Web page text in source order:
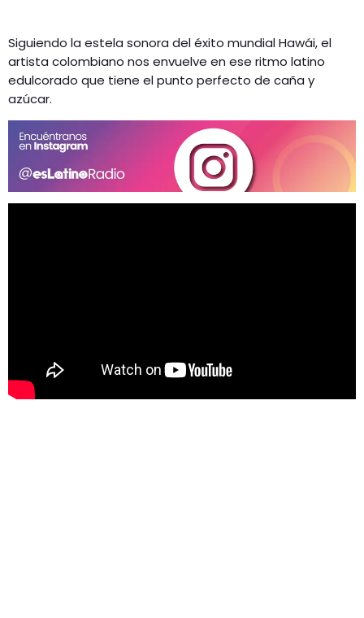
Siguiendo la estela sonora del éxito mundial Hawái, el
artista colombiano nos envuelve en ese ritmo latino
edulcorado que tiene el punto perfecto de caña y
azúcar.